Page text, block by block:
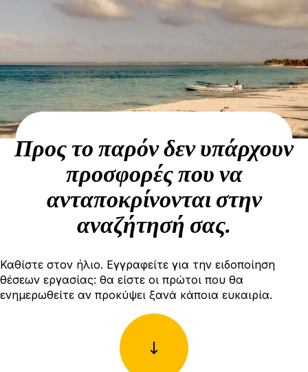
Προς το παρόν δεν υπάρχουν
προσφορές που να
ανταποκρίνονται στην
αναζήτησή σας.
Καθίστε στον ήλιο. Εγγραφείτε για την ειδοποίηση
θέσεων εργασίας: θα είστε οι πρώτοι που θα
ενημερωθείτε αν προκύψει ξανά κάποια ευκαιρία.